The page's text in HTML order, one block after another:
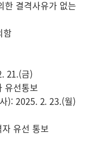
한 결격사유가 없는
함
21.(금)
유선통보
): 2025. 2. 23.(월)
유선 통보